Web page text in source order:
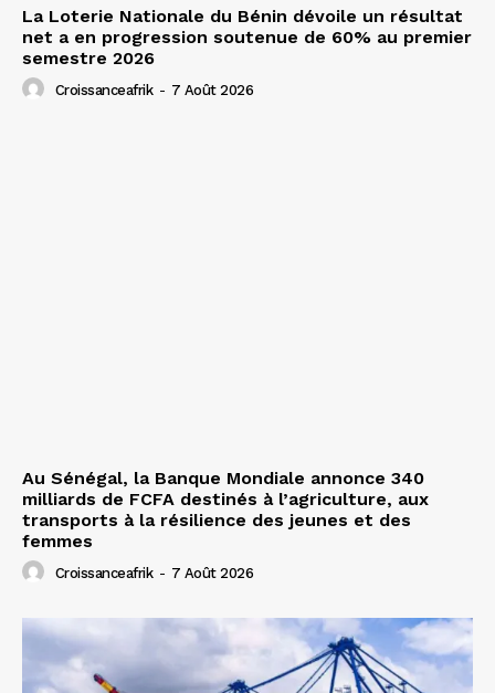
La Loterie Nationale du Bénin dévoile un résultat
net a en progression soutenue de 60% au premier
semestre 2026
Croissanceafrik - 7 Août 2026
Au Sénégal, la Banque Mondiale annonce 340
milliards de FCFA destinés à l’agriculture, aux
transports à la résilience des jeunes et des
femmes
Croissanceafrik - 7 Août 2026